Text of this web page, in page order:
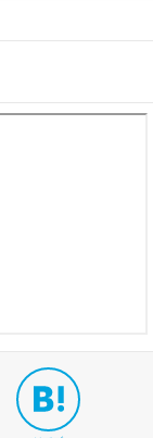
さっときまし
りします。。
ーミン
たけど、こうや